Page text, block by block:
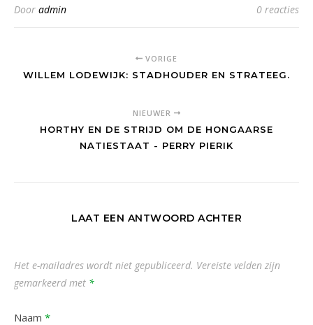
Door admin 0 reacties
VORIGE
WILLEM LODEWIJK: STADHOUDER EN STRATEEG.
NIEUWER
HORTHY EN DE STRIJD OM DE HONGAARSE
NATIESTAAT - PERRY PIERIK
LAAT EEN ANTWOORD ACHTER
Het e-mailadres wordt niet gepubliceerd. Vereiste velden zijn
gemarkeerd met *
Naam *